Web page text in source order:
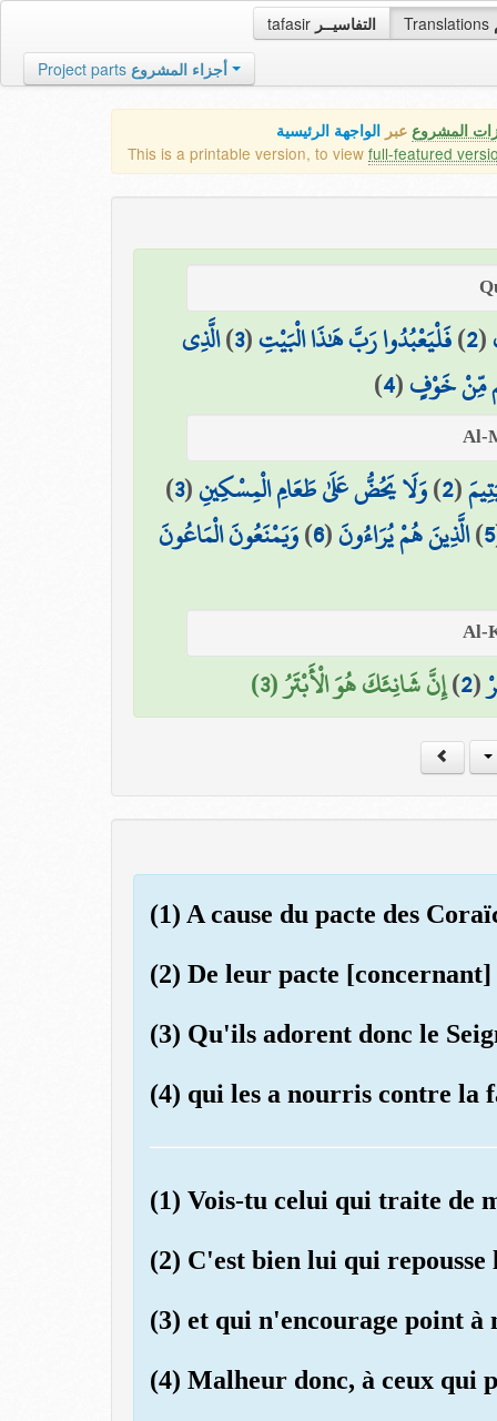
tafasir التفاسيــر Translations
Project parts أجزاء المشروع
المشروع عبر الواجهة الرئيسية
This is a printable version, to view full-featured
(
2
)فَلْيَعْبُدُوا رَبَّ هَٰذَا الْبَيْتِ(
3
)الَّذِي
مِّنْ خَوْفٍ(
4
)
(
2
)وَلَا يَحُضُّ عَلَىٰ طَعَامِ الْمِسْكِينِ(
3
)
5
)الَّذِينَ هُمْ يُرَاءُونَ(
6
)وَيَمْنَعُونَ الْمَاعُونَ
(
2
)إِنَّ شَانِئَكَ هُوَ الْأَبْتَرُ (3)
(1) A cause du pacte des
(2) De leur pacte
(3) Qu'ils adorent donc le
(4) qui les a nourris contre la
(1) Vois-tu celui qui traite de
(2) C'est bien lui qui
(3) et qui n'encourage point
(4) Malheur donc, à ceux qui